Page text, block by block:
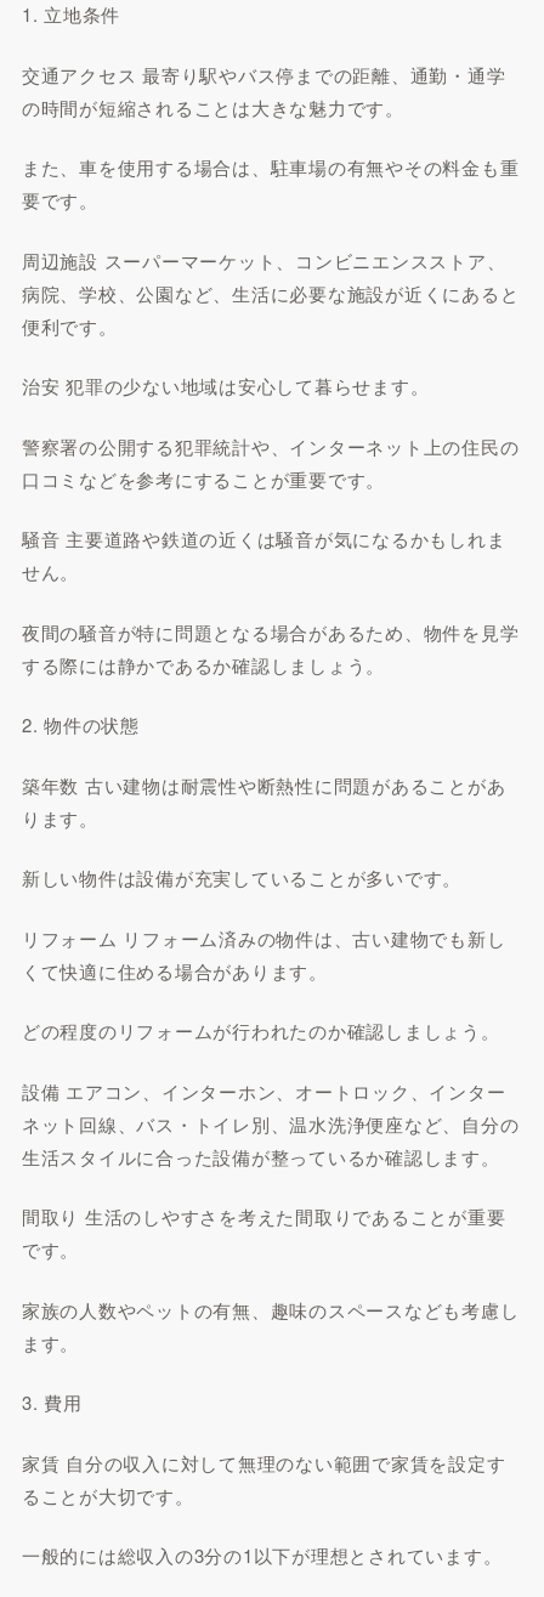
1. 立地条件
交通アクセス 最寄り駅やバス停までの距離、通勤・通学
の時間が短縮されることは大きな魅力です。
また、車を使用する場合は、駐車場の有無やその料金も重
要です。
周辺施設 スーパーマーケット、コンビニエンスストア、
病院、学校、公園など、生活に必要な施設が近くにあると
便利です。
治安 犯罪の少ない地域は安心して暮らせます。
警察署の公開する犯罪統計や、インターネット上の住民の
口コミなどを参考にすることが重要です。
騒音 主要道路や鉄道の近くは騒音が気になるかもしれま
せん。
夜間の騒音が特に問題となる場合があるため、物件を見学
する際には静かであるか確認しましょう。
2. 物件の状態
築年数 古い建物は耐震性や断熱性に問題があることがあ
ります。
新しい物件は設備が充実していることが多いです。
リフォーム リフォーム済みの物件は、古い建物でも新し
くて快適に住める場合があります。
どの程度のリフォームが行われたのか確認しましょう。
設備 エアコン、インターホン、オートロック、インター
ネット回線、バス・トイレ別、温水洗浄便座など、自分の
生活スタイルに合った設備が整っているか確認します。
間取り 生活のしやすさを考えた間取りであることが重要
です。
家族の人数やペットの有無、趣味のスペースなども考慮し
ます。
3. 費用
家賃 自分の収入に対して無理のない範囲で家賃を設定す
ることが大切です。
一般的には総収入の3分の1以下が理想とされています。